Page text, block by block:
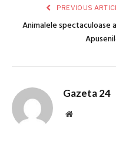
PREVIOUS
Animalele spectaculoase
Gazeta 24
Website